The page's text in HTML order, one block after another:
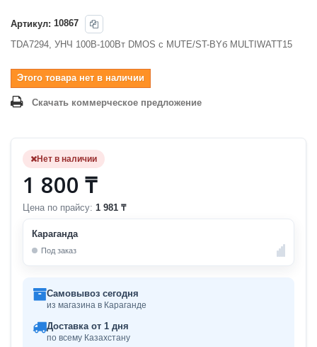
Артикул: 10867
TDA7294, УНЧ 100В-100Вт DMOS с MUTE/ST-BYб MULTIWATT15
Этого товара нет в наличии
Скачать коммерческое предложение
Нет в наличии
1 800 ₸
Цена по прайсу: 1 981 ₸
Караганда
Под заказ
Самовывоз сегодня
из магазина в Караганде
Доставка от 1 дня
по всему Казахстану